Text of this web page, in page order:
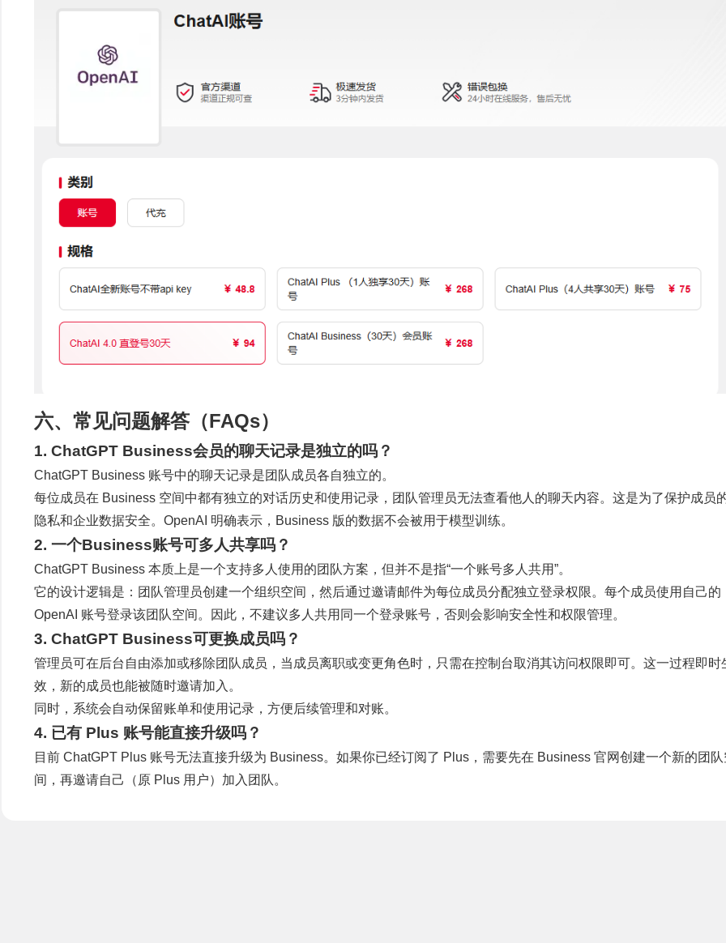
六、常见问题解答（FAQs）
1. ChatGPT Business会员的聊天记录是独立的吗？
ChatGPT Business 账号中的聊天记录是团队成员各自独立的。
每位成员在 Business 空间中都有独立的对话历史和使用记录，团队管理员无法查看他人的聊天内容。这是为了保护成员
隐私和企业数据安全。OpenAI 明确表示，Business 版的数据不会被用于模型训练。
2. 一个Business账号可多人共享吗？
ChatGPT Business 本质上是一个支持多人使用的团队方案，但并不是指“一个账号多人共用”。
它的设计逻辑是：团队管理员创建一个组织空间，然后通过邀请邮件为每位成员分配独立登录权限。每个成员使用自己的
OpenAI 账号登录该团队空间。因此，不建议多人共用同一个登录账号，否则会影响安全性和权限管理。
3. ChatGPT Business可更换成员吗？
管理员可在后台自由添加或移除团队成员，当成员离职或变更角色时，只需在控制台取消其访问权限即可。这一过程即时
效，新的成员也能被随时邀请加入。
同时，系统会自动保留账单和使用记录，方便后续管理和对账。
4. 已有 Plus 账号能直接升级吗？
目前 ChatGPT Plus 账号无法直接升级为 Business。如果你已经订阅了 Plus，需要先在 Business 官网创建一个新的团队
间，再邀请自己（原 Plus 用户）加入团队。